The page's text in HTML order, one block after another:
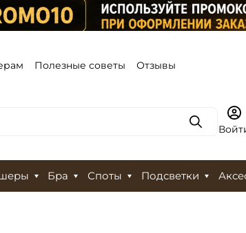
Полезные советы Отзывы
Поиск
Бра Споты Подсветки